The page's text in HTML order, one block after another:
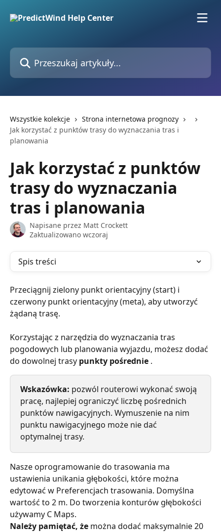
Przeszukaj artykuły...
Wszystkie kolekcje
Strona internetowa prognozy
Jak korzystać z punktów trasy do wyznaczania tras i
planowania
Jak korzystać z punktów
trasy do wyznaczania
tras i planowania
Napisane przez Matt Crockett
Zaktualizowano wczoraj
Spis treści
Przeciągnij zielony punkt orientacyjny (start) i
czerwony punkt orientacyjny (meta), aby utworzyć
żądaną trasę.
Korzystając z narzędzia do wyznaczania tras
pogodowych lub planowania wyjazdu, możesz dodać
do dowolnej trasy punkty pośrednie .
Wskazówka: pozwól routerowi wykonać swoją
pracę, najlepiej ograniczyć liczbę pośrednich
punktów nawigacyjnych. Wymuszenie na nim
punktu nawigacyjnego może nie dać
optymalnej trasy.
Nasze oprogramowanie do trasowania ma
ustawienia unikania głębokości, które można
edytować w Preferencjach trasowania. Domyślna
wartość to 2 m. Do tworzenia konturów głębokości
używamy C Maps.
Należy pamiętać, że można dodać maksymalnie 20